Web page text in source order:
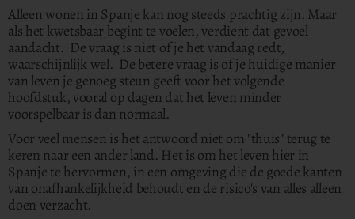
Alleen wonen in Spanje kan nog steeds prachtig zijn. Maar
als het kwetsbaar begint te voelen, verdient dat gevoel
aandacht. De vraag is niet of je het vandaag redt,
waarschijnlijk wel. De betere vraag is of je huidige manier
van leven je genoeg steun geeft voor het volgende
hoofdstuk, vooral op dagen dat het leven minder
voorspelbaar is dan normaal.
Voor veel mensen is het antwoord niet om "thuis" terug te
keren naar een ander land. Het is om het leven hier in
Spanje te hervormen, in een omgeving die de goede kanten
van onafhankelijkheid behoudt en de risico's van alles alleen
doen verzacht.